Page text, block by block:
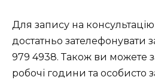
Для запису на
достатньо зателефонувати
979 4938. Також ви можете
робочі години та особисто